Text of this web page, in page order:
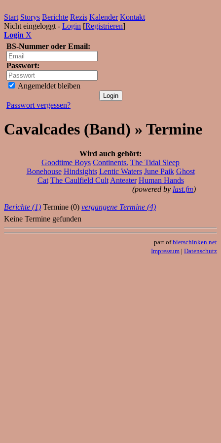
Start Storys Berichte Rezis Kalender Kontakt
Nicht eingeloggt - Login [Registrieren]
Login X
BS-Nummer oder Email:
Passwort:
Angemeldet bleiben
Passwort vergessen?
Cavalcades (Band) » Termine
Wird auch gehört:
Goodtime Boys Continents. The Tidal Sleep
Bonehouse Hindsights Lentic Waters June Paik Ghost
Cat The Caulfield Cult Anteater Human Hands
(powered by last.fm)
Berichte (1) Termine (0) vergangene Termine (4)
Keine Termine gefunden
part ofbierschinken.net
Impressum | Datenschutz